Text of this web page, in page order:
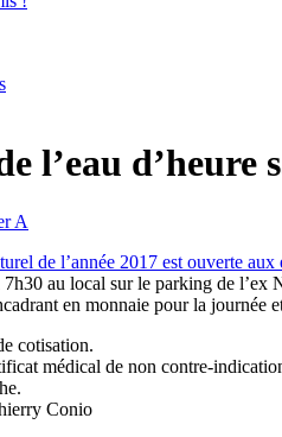
l’eau d’heure
A
de l’année 2017 est ouverte
au local sur le parking de l’ex
en monnaie pour la journée
cotisation.
médical de non contre-
Conio